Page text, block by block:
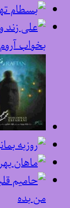
بخواب آروم
من بده